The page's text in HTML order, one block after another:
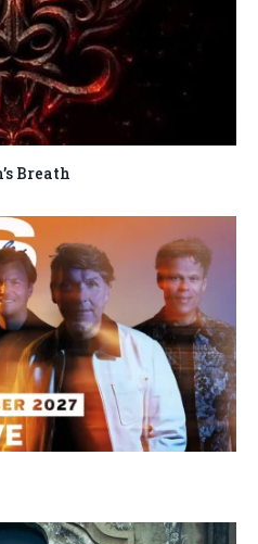
Breath